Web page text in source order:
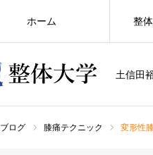
土信田
ホーム 整
ブログ 膝痛テクニック 変形性